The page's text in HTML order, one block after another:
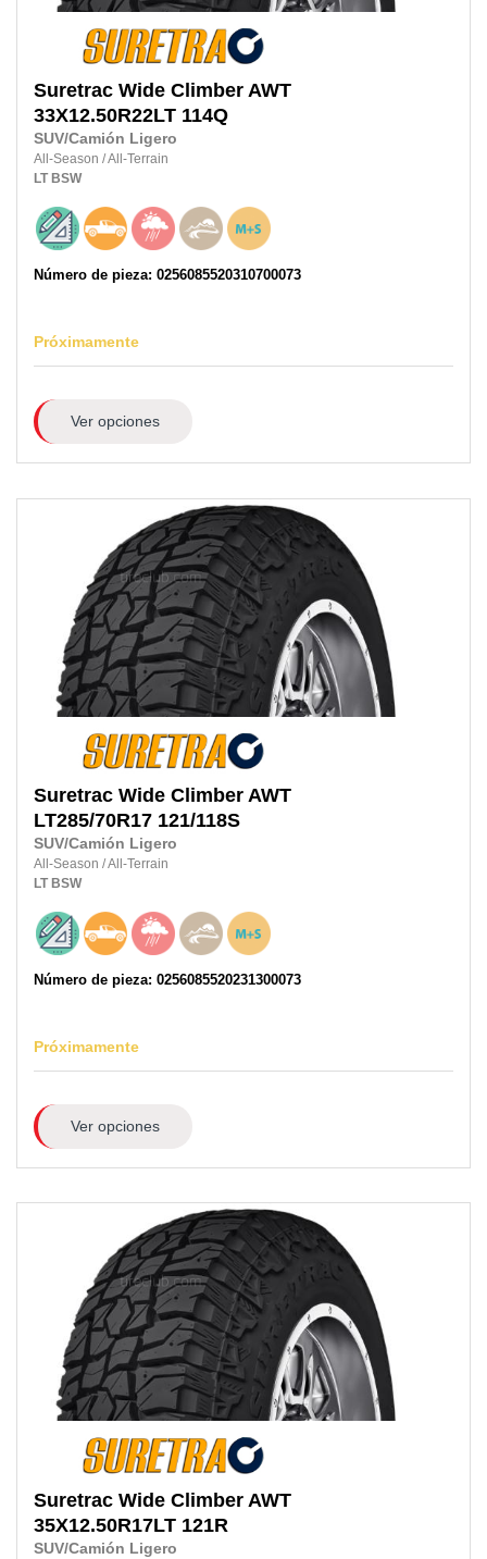
Suretrac Wide Climber AWT
33X12.50R22LT 114Q
SUV/Camión Ligero
All-Season /All-Terrain
LT BSW
Número de pieza: 0256085520310700073
Próximamente
Ver opciones
Suretrac Wide Climber AWT
LT285/70R17 121/118S
SUV/Camión Ligero
All-Season /All-Terrain
LT BSW
Número de pieza: 0256085520231300073
Próximamente
Ver opciones
Suretrac Wide Climber AWT
35X12.50R17LT 121R
SUV/Camión Ligero